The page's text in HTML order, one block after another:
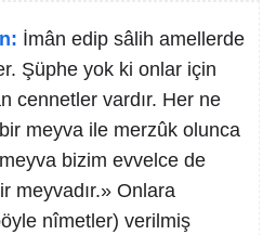
İmân edip sâlih amellerde
Şüphe yok ki onlar için
cennetler vardır. Her ne
meyva ile merzûk olunca
bizim evvelce de
meyvadır.» Onlara
nîmetler) verilmiş